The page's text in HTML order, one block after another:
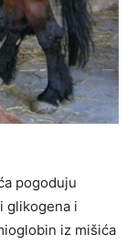
pogoduju
glikogena i
iz mišića